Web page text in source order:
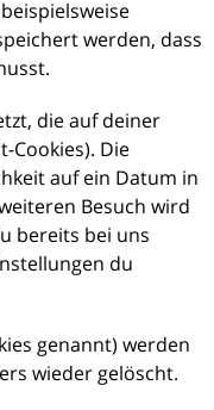
werden, dass
die auf deiner
Cookies). Die
auf ein Datum in
Besuch wird
bereits bei uns
du
genannt) werden
wieder gelöscht.